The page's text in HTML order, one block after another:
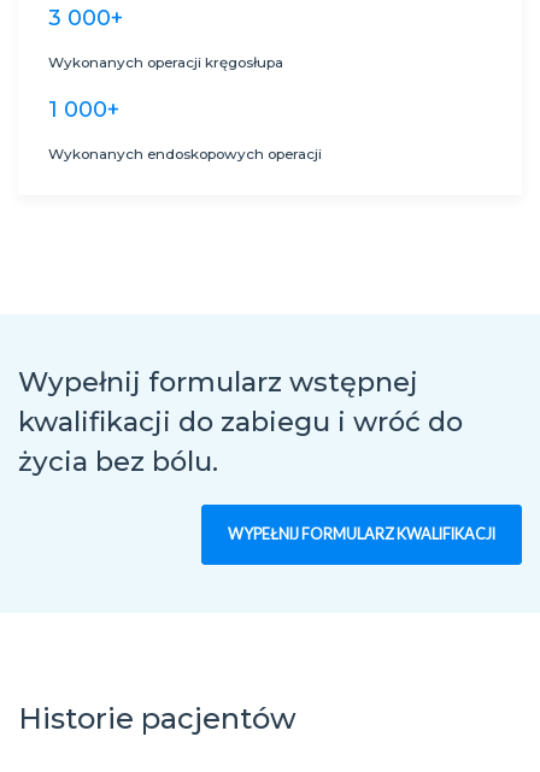
3 000+
Wykonanych operacji kręgosłupa
1 000+
Wykonanych endoskopowych operacji
Wypełnij formularz wstępnej
kwalifikacji do zabiegu i wróć do
życia bez bólu.
WYPEŁNIJ FORMULARZ KWALIFIKACJI
Historie pacjentów